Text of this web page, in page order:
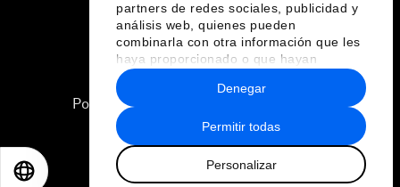
partners de redes sociales, publicidad y
análisis web, quienes pueden
combinarla con otra información que les
haya proporcionado o que hayan
recopilado a partir del uso que haya
hecho de sus servicios.
Permitir todas
Personalizar
Denegar
Política de privacidad y normas de uso
Sitemap
2026 Foro Económico Mundial